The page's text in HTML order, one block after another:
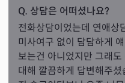
Q. 상담은 어떠셨나요?
전화상담이었는데 연애상
미사여구 없이 담담하게
보는건 아니었지만 그래
대해 깔끔하게 답변해주